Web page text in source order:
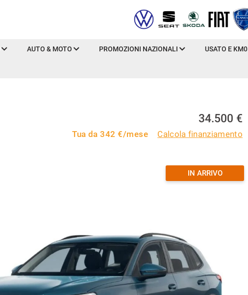
AUTO & MOTO PROMOZIONI NAZIONALI USATO E KM0
34.500 €
Tua da342 €/mese Calcola finanziamento
IN ARRIVO